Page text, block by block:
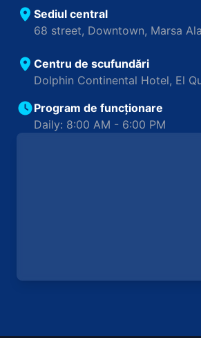
Sediul central
68 street, Downtown, Marsa
Centru de scufundări
Dolphin Continental Hotel, El
Program de funcționare
Daily: 8:00 AM - 6:00 PM